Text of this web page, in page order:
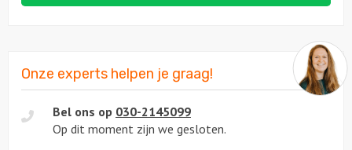
Onze experts helpen je graag!
Bel ons op 030-2145099
Op dit moment zijn we gesloten.